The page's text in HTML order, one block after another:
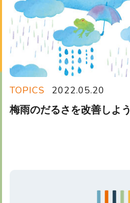
TOPICS 2022.05.20
梅雨のだるさを改善しよう